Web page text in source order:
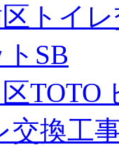
区トイ
SB
交換工